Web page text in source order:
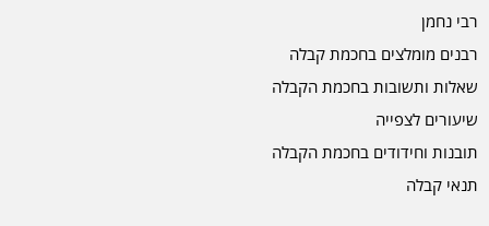
רבי נחמן
רבנים מומלצים בחכמת קבלה
שאלות ותשובות בחכמת הקבלה
שיעורים לצפייה
תובנות וחידודים בחכמת הקבלה
תנאי קבלה